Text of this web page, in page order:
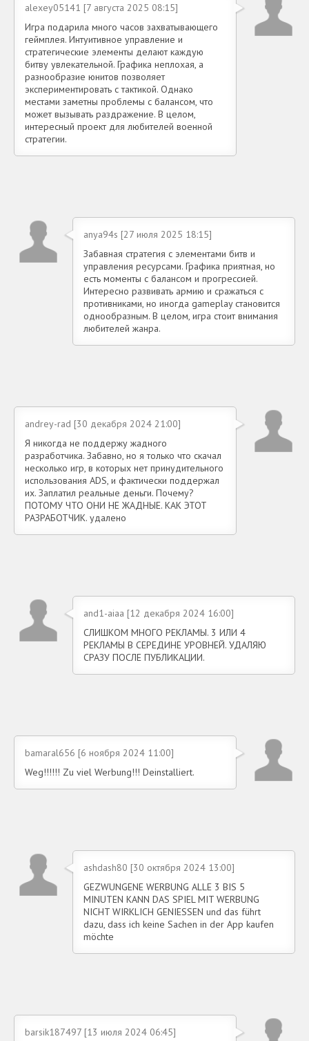
alexey05141 [7 августа 2025 08:15]
Игра подарила много часов захватывающего
геймплея. Интуитивное управление и
стратегические элементы делают каждую
битву увлекательной. Графика неплохая, а
разнообразие юнитов позволяет
экспериментировать с тактикой. Однако
местами заметны проблемы с балансом, что
может вызывать раздражение. В целом,
интересный проект для любителей военной
стратегии.
anya94s [27 июля 2025 18:15]
Забавная стратегия с элементами битв и
управления ресурсами. Графика приятная, но
есть моменты с балансом и прогрессией.
Интересно развивать армию и сражаться с
противниками, но иногда gameplay становится
однообразным. В целом, игра стоит внимания
любителей жанра.
andrey-rad [30 декабря 2024 21:00]
Я никогда не поддержу жадного
разработчика. Забавно, но я только что скачал
несколько игр, в которых нет принудительного
использования ADS, и фактически поддержал
их. Заплатил реальные деньги. Почему?
ПОТОМУ ЧТО ОНИ НЕ ЖАДНЫЕ. КАК ЭТОТ
РАЗРАБОТЧИК. удалено
and1-aiaa [12 декабря 2024 16:00]
СЛИШКОМ МНОГО РЕКЛАМЫ. 3 ИЛИ 4
РЕКЛАМЫ В СЕРЕДИНЕ УРОВНЕЙ. УДАЛЯЮ
СРАЗУ ПОСЛЕ ПУБЛИКАЦИИ.
bamaral656 [6 ноября 2024 11:00]
Weg!!!!!! Zu viel Werbung!!! Deinstalliert.
ashdash80 [30 октября 2024 13:00]
GEZWUNGENE WERBUNG ALLE 3 BIS 5
MINUTEN KANN DAS SPIEL MIT WERBUNG
NICHT WIRKLICH GENIESSEN und das führt
dazu, dass ich keine Sachen in der App kaufen
möchte
barsik187497 [13 июля 2024 06:45]